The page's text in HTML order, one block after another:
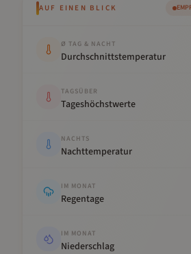
AUF EINEN BLICK
Ø TAG & NACHT
Durchschnittstemperatur
TAGSÜBER
Tageshöchstwerte
NACHTS
Nachttemperatur
IM MONAT
Regentage
IM MONAT
Niederschlag